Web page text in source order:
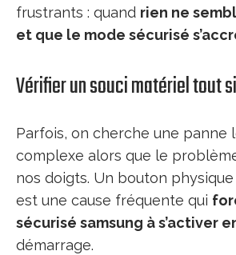
frustrants : quand rien ne
et que le mode sécurisé
Vérifier un souci matériel tout
Parfois, on cherche une panne
complexe alors que le
nos doigts. Un bouton
est une cause fréquente qui
sécurisé samsung à s’activer
démarrage.